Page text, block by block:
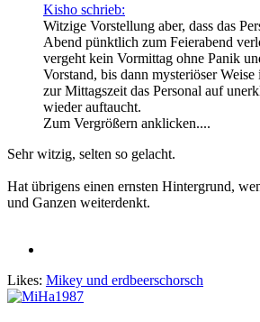
Kisho schrieb:
Witzige Vorstellung aber, dass das
Abend pünktlich zum Feierabend
vergeht kein Vormittag ohne Panik
Vorstand, bis dann mysteriöser
zur Mittagszeit das Personal auf
wieder auftaucht.
Zum Vergrößern anklicken....
Sehr witzig, selten so gelacht.
Hat übrigens einen ernsten Hintergrund,
und Ganzen weiterdenkt.
Likes: Mikey und erdbeerschorsch